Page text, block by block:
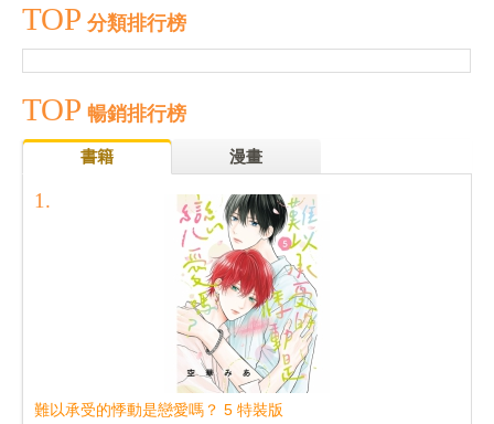
TOP 分類排行榜
TOP 暢銷排行榜
書籍 漫畫
難以承受的悸動是戀愛嗎？ 5 特裝版